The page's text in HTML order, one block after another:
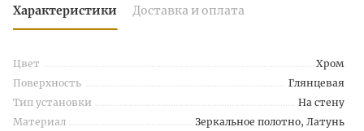
Характеристики Доставка и оплата
Цвет
Хром
Поверхность
Глянцевая
Тип установки
На стену
Материал
Зеркальное полотно, Латунь